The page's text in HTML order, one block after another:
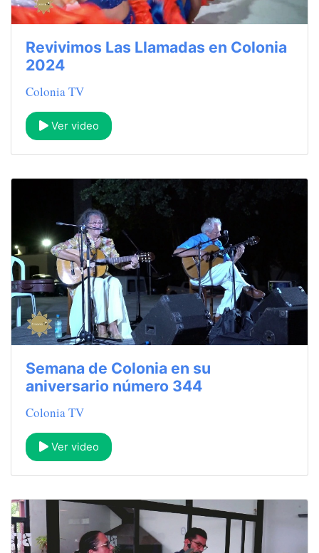
Revivimos Las Llamadas en Colonia
2024
Colonia TV
Ver video
Semana de Colonia en su
aniversario número 344
Colonia TV
Ver video